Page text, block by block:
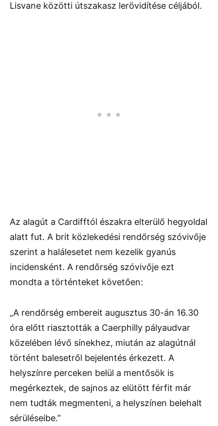
Lisvane közötti útszakasz lerövidítése céljából.
Az alagút a Cardifftól északra elterülő hegyoldal
alatt fut. A brit közlekedési rendőrség szóvivője
szerint a halálesetet nem kezelik gyanús
incidensként. A rendőrség szóvivője ezt
mondta a történteket követően:
„A rendőrség embereit augusztus 30-án 16.30
óra előtt riasztották a Caerphilly pályaudvar
közelében lévő sínekhez, miután az alagútnál
történt balesetről bejelentés érkezett. A
helyszínre perceken belül a mentősök is
megérkeztek, de sajnos az elütött férfit már
nem tudták megmenteni, a helyszínen belehalt
sérüléseibe.”